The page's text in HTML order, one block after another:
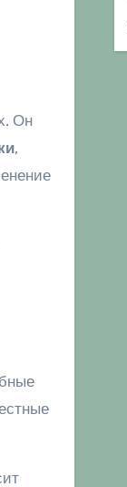
Он
,